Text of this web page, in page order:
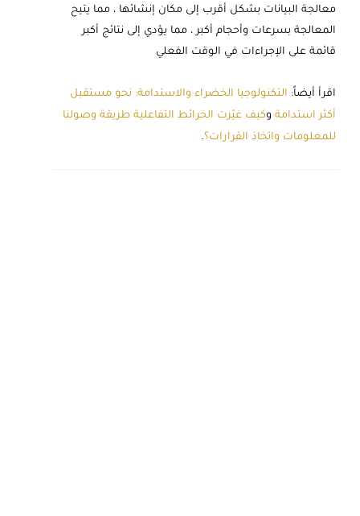
معالجة البيانات بشكل أقرب إلى مكان إنشائها ، مما يتيح
المعالجة بسرعات وأحجام أكبر ، مما يؤدي إلى نتائج أكبر
قائمة على الإجراءات في الوقت الفعلي
اقرأ أيضاً: التكنولوجيا الخضراء والاستدامة: نحو مستقبل
أكثر استدامة وكيف غيّرت الخرائط التفاعلية طريقة وصولنا
للمعلومات واتخاذ القرارات؟.